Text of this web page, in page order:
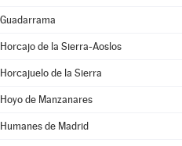
Guadarrama
Horcajo de la Sierra-Aoslos
Horcajuelo de la Sierra
Hoyo de Manzanares
Humanes de Madrid